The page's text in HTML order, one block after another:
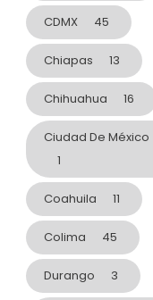
CDMX 45
Chiapas 13
Chihuahua 16
Ciudad De México
1
Coahuila 11
Colima 45
Durango 3